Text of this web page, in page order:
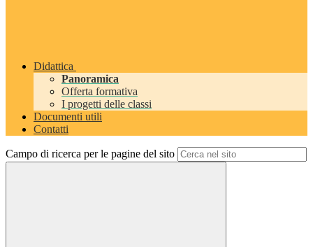
Didattica
Panoramica
Offerta formativa
I progetti delle classi
Documenti utili
Contatti
Campo di ricerca per le pagine del sito